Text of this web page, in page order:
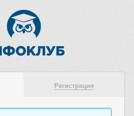
Регистрация